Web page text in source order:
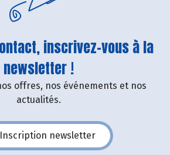
inscrivez-vous à la
newsletter !
offres, nos événements et nos
actualités.
Inscription newsletter